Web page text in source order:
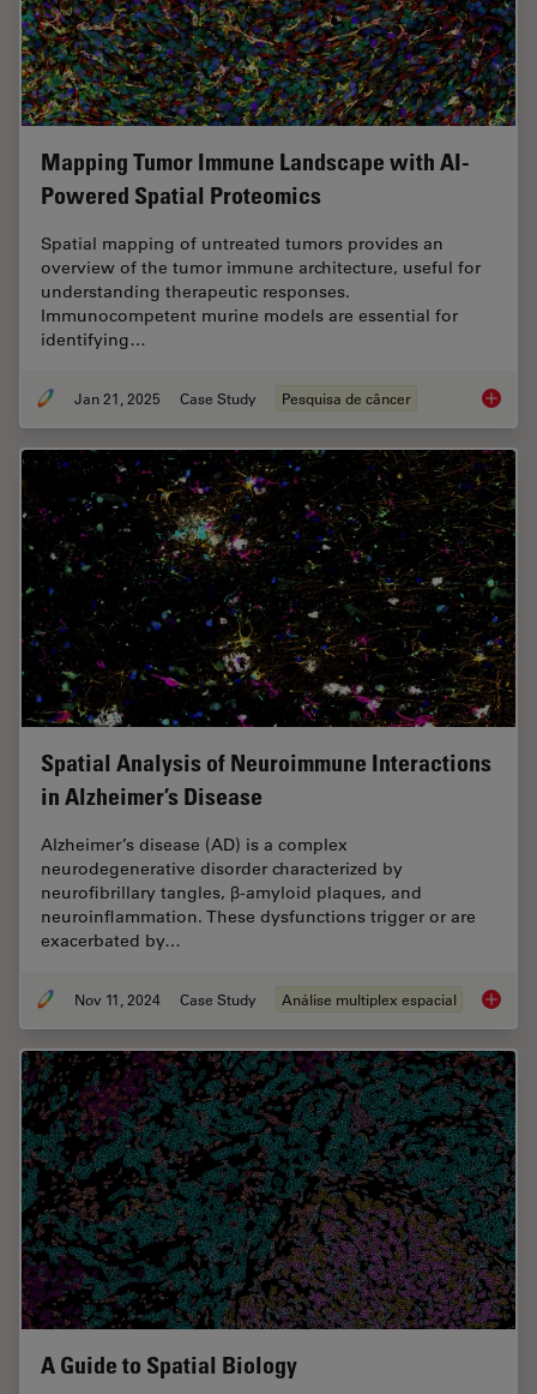
Mapping Tumor Immune Landscape with AI-
Powered Spatial Proteomics
Spatial mapping of untreated tumors provides an
overview of the tumor immune architecture, useful for
understanding therapeutic responses.
Immunocompetent murine models are essential for
identifying…
Jan 21, 2025 Case Study Pesquisa de câncer
Spatial Analysis of Neuroimmune Interactions
in Alzheimer’s Disease
Alzheimer’s disease (AD) is a complex
neurodegenerative disorder characterized by
neurofibrillary tangles, β-amyloid plaques, and
neuroinflammation. These dysfunctions trigger or are
exacerbated by…
Nov 11, 2024 Case Study Análise multiplex espacial Spatial
A Guide to Spatial Biology